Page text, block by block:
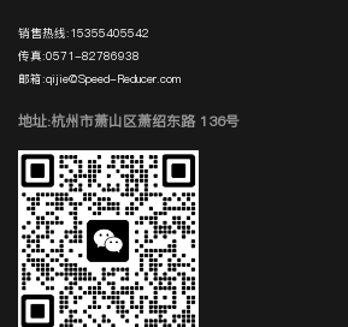
销售热线:15355405542
传真:0571-82786938
邮箱:qijie@Speed-Reducer.com
地址:杭州市萧山区萧绍东路 136号